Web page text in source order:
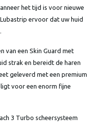
het tijd is voor nieuwe
ervoor dat uw huid
van een Skin Guard met
strak en bereidt de haren
geleverd met een premium
voor een enorm fijne
3 Turbo scheersysteem